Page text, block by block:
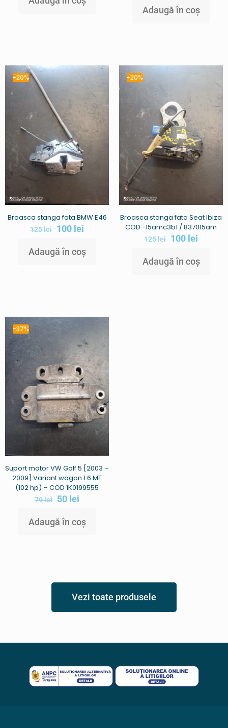
Adaugă în coș
-20%
Broasca stanga fata BMW E46
125lei 100 lei
Adaugă în coș
-20%
Broasca stanga fata Seat Ibiza
COD -15amc3b1 / 837015am
125lei 100 lei
Adaugă în coș
-37%
Suport motor VW Golf 5 [2003 –
2009] Variant wagon 1.6 MT
(102 hp) – COD 1K0199555
79lei 50 lei
Adaugă în coș
Vezi toate produsele